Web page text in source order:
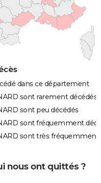
dans ce département
sont rarement décédés
sont peu décédés
sont fréquemment
sont très fréquemment
nous ont quittés ?